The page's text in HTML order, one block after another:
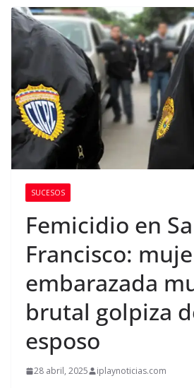
SUCESOS
Femicidio en
Francisco:
embarazada
brutal golpiza
esposo
28 abril, 2025 iplaynoticias.com